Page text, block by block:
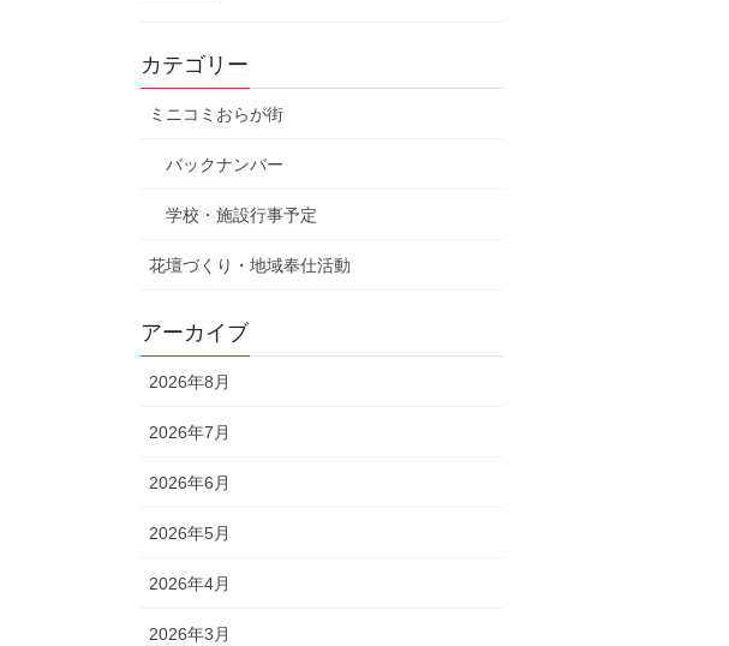
カテゴリー
ミニコミおらが街
バックナンバー
学校・施設行事予定
花壇づくり・地域奉仕活動
アーカイブ
2026年8月
2026年7月
2026年6月
2026年5月
2026年4月
2026年3月